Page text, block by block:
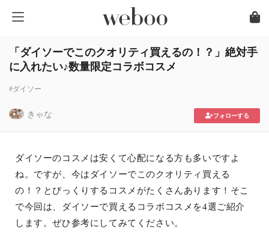
「ダイソーでこのクオリティ買えるの！？」絶対手
に入れたい♪数量限定コラボコスメ
#ダイソー
きゃな フォローする
ダイソーのコスメは安くて心配になる方も多いですよ
ね。ですが、今はダイソーでこのクオリティ買える
の！？とびっくりするコスメがたくさんあります！そこ
で今回は、ダイソーで買えるコラボコスメを4選ご紹介
します。ぜひ参考にしてみてください。